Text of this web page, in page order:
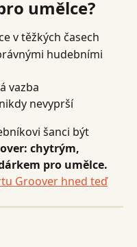
umělce?
v těžkých časech
hudebními
vazba
nevyprší
šanci být
chytrým,
pro umělce.
Groover hned teď